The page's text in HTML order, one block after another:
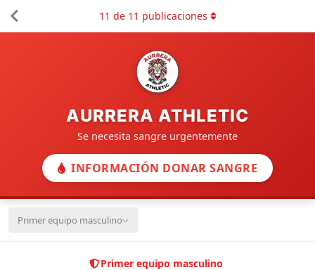
AURRERA ATHLETIC
Se necesita sangre urgentemente
INFORMACIÓN DONAR SANGRE
Primer equipo masculino
Primer equipo masculino
11 de 11 publicaciones